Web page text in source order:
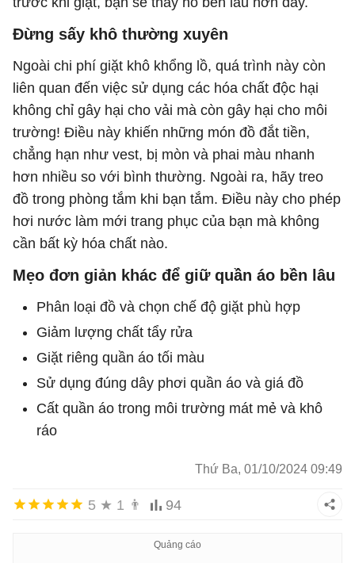
Đừng sấy khô thường xuyên
Ngoài chi phí giặt khô khổng lồ, quá trình này còn
liên quan đến việc sử dụng các hóa chất độc hại
không chỉ gây hại cho vải mà còn gây hại cho môi
trường! Điều này khiến những món đồ đắt tiền,
chẳng hạn như vest, bị mòn và phai màu nhanh
hơn nhiều so với bình thường. Ngoài ra, hãy treo
đồ trong phòng tắm khi bạn tắm. Điều này cho phép
hơi nước làm mới trang phục của bạn mà không
cần bất kỳ hóa chất nào.
Mẹo đơn giản khác để giữ quần áo bền lâu
Phân loại đồ và chọn chế độ giặt phù hợp
Giảm lượng chất tẩy rửa
Giặt riêng quần áo tối màu
Sử dụng đúng dây phơi quần áo và giá đồ
Cất quần áo trong môi trường mát mẻ và khô
ráo
Thứ Ba, 01/10/2024 09:49
5 ★ 1 👨 94